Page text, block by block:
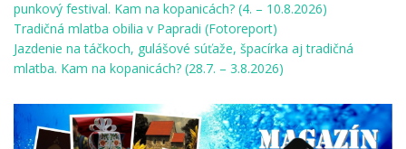
punkový festival. Kam na kopanicách? (4. – 10.8.2026)
Tradičná mlatba obilia v Papradi (Fotoreport)
Jazdenie na táčkoch, gulášové súťaže, špacírka aj tradičná
mlatba. Kam na kopanicách? (28.7. – 3.8.2026)